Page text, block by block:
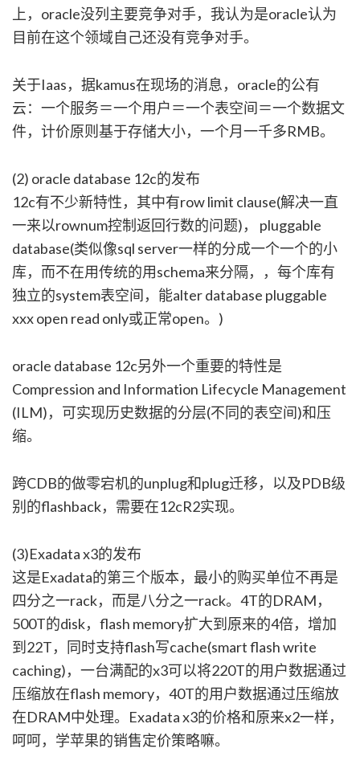
上，oracle没列主要竞争对手，我认为是oracle认为
目前在这个领域自己还没有竞争对手。
关于Iaas，据kamus在现场的消息，oracle的公有
云：一个服务＝一个用户＝一个表空间＝一个数据文
件，计价原则基于存储大小，一个月一千多RMB。
(2) oracle database 12c的发布
12c有不少新特性，其中有row limit clause(解决一直
一来以rownum控制返回行数的问题)， pluggable
database(类似像sql server一样的分成一个一个的小
库，而不在用传统的用schema来分隔，，每个库有
独立的system表空间，能alter database pluggable
xxx open read only或正常open。)
oracle database 12c另外一个重要的特性是
Compression and Information Lifecycle Management
(ILM)，可实现历史数据的分层(不同的表空间)和压
缩。
跨CDB的做零宕机的unplug和plug迁移，以及PDB级
别的flashback，需要在12cR2实现。
(3)Exadata x3的发布
这是Exadata的第三个版本，最小的购买单位不再是
四分之一rack，而是八分之一rack。4T的DRAM，
500T的disk，flash memory扩大到原来的4倍，增加
到22T，同时支持flash写cache(smart flash write
caching)，一台满配的x3可以将220T的用户数据通过
压缩放在flash memory，40T的用户数据通过压缩放
在DRAM中处理。Exadata x3的价格和原来x2一样，
呵呵，学苹果的销售定价策略嘛。